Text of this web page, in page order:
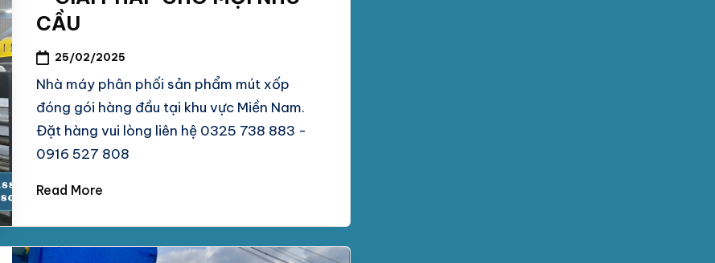
CẦU
25/02/2025
Nhà máy phân phối sản phẩm mút xốp
đóng gói hàng đầu tại khu vực Miền Nam.
Đặt hàng vui lòng liên hệ 0325 738 883 -
0916 527 808
Read More